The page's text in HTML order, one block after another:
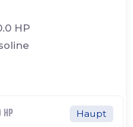
HP
Haupt